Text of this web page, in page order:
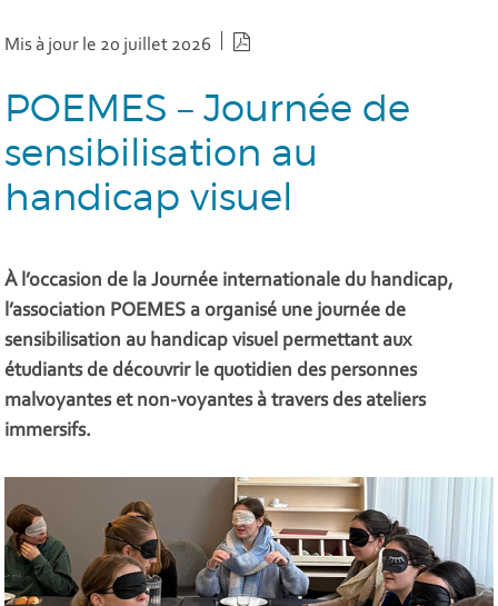
Mis à jour le 20 juillet 2026
POEMES – Journée de
sensibilisation au
handicap visuel
À l’occasion de la Journée internationale du handicap,
l’association POEMES a organisé une journée de
sensibilisation au handicap visuel permettant aux
étudiants de découvrir le quotidien des personnes
malvoyantes et non-voyantes à travers des ateliers
immersifs.